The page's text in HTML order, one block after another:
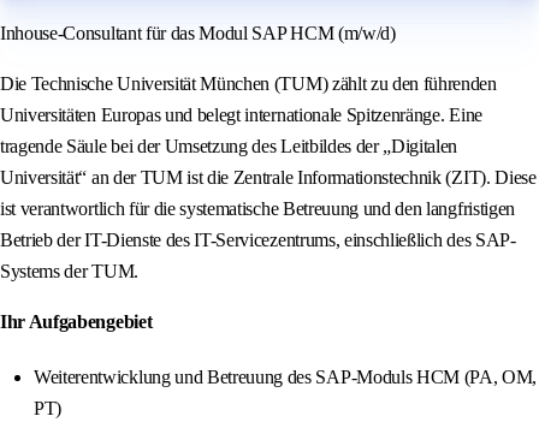
Inhouse-Consultant für das Modul SAP HCM (m/w/d)
Die Technische Universität München (TUM) zählt zu den führenden
Universitäten Europas und belegt internationale Spitzenränge. Eine
tragende Säule bei der Umsetzung des Leitbildes der „Digitalen
Universität“ an der TUM ist die Zentrale Informationstechnik (ZIT). Diese
ist verantwortlich für die systematische Betreuung und den langfristigen
Betrieb der IT-Dienste des IT-Servicezentrums, einschließlich des SAP-
Systems der TUM.
Ihr Aufgabengebiet
Weiterentwicklung und Betreuung des SAP-Moduls HCM (PA, OM,
PT)